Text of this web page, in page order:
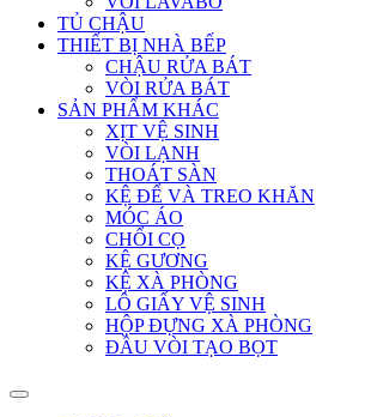
TỦ CHẬU
THIẾT BỊ NHÀ BẾP
CHẬU RỬA BÁT
VÒI RỬA BÁT
SẢN PHẨM KHÁC
XỊT VỆ SINH
VÒI LẠNH
THOÁT SÀN
KỆ ĐỂ VÀ TREO KHĂN
MÓC ÁO
CHỔI CỌ
KỆ GƯƠNG
KỆ XÀ PHÒNG
LÔ GIẤY VỆ SINH
HỘP ĐỰNG XÀ PHÒNG
ĐẦU VÒI TẠO BỌT